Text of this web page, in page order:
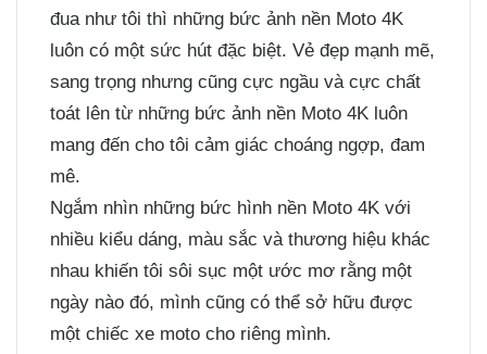
đua như tôi thì những bức ảnh nền Moto 4K
luôn có một sức hút đặc biệt. Vẻ đẹp mạnh mẽ,
sang trọng nhưng cũng cực ngầu và cực chất
toát lên từ những bức ảnh nền Moto 4K luôn
mang đến cho tôi cảm giác choáng ngợp, đam
mê.
Ngắm nhìn những bức hình nền Moto 4K với
nhiều kiểu dáng, màu sắc và thương hiệu khác
nhau khiến tôi sôi sục một ước mơ rằng một
ngày nào đó, mình cũng có thể sở hữu được
một chiếc xe moto cho riêng mình.